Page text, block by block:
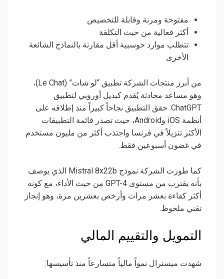
مفتوحة ومرنة وقابلة للتخصيص
أكثر فعالية من حيث التكلفة
تتطلب موارد حوسبية أقل مقارنة بالنماذج الشائعة
الأخرى
من أبرز منتجات الشركة تطبيق “لو شات” (Le Chat)،
وهو مساعد محادثة يُقدم كبديل أوروبي لتطبيق
ChatGPT. حقق التطبيق نجاحاً كبيراً منذ إطلاقه على
أنظمة iOS وAndroid، حيث تصدر قائمة التطبيقات
الأكثر تنزيلاً في فرنسا واجتذب أكثر من مليون مستخدم
في غضون أسبوعين فقط.
كما طورت الشركة نموذج Mistral 8x22b الذي يوصف
بأنه يقترب من مستوى GPT-4 من حيث الأداء، مع كونه
أكثر كفاءة بعشر مرات وأرخص بعشرين مرة، وهو إنجاز
تقني ملحوظ.
التمويل والتقييم المالي
شهدت ميسترال نمواً مالياً متسارعاً منذ تأسيسها: